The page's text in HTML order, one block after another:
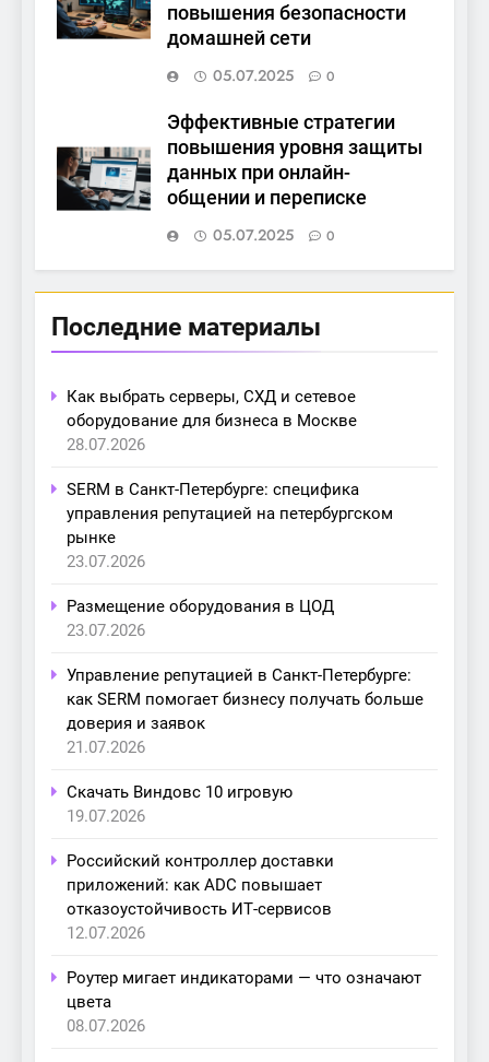
повышения безопасности
домашней сети
05.07.2025
0
Эффективные стратегии
повышения уровня защиты
данных при онлайн-
общении и переписке
05.07.2025
0
Последние материалы
Как выбрать серверы, СХД и сетевое
оборудование для бизнеса в Москве
28.07.2026
SERM в Санкт-Петербурге: специфика
управления репутацией на петербургском
рынке
23.07.2026
Размещение оборудования в ЦОД
23.07.2026
Управление репутацией в Санкт-Петербурге:
как SERM помогает бизнесу получать больше
доверия и заявок
21.07.2026
Скачать Виндовс 10 игровую
19.07.2026
Российский контроллер доставки
приложений: как ADC повышает
отказоустойчивость ИТ-сервисов
12.07.2026
Роутер мигает индикаторами — что означают
цвета
08.07.2026